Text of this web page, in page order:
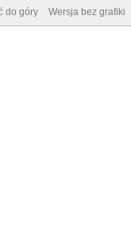
do góry Wersja bez grafiki